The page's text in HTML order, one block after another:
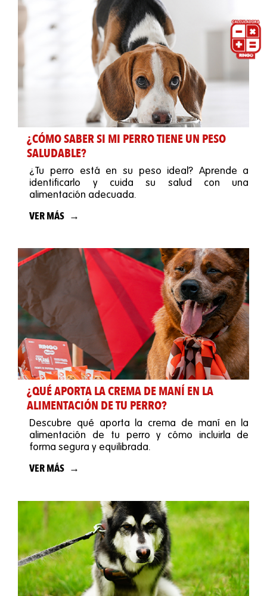
¿CÓMO SABER SI MI PERRO TIENE UN PESO
SALUDABLE?
¿Tu perro está en su peso ideal? Aprende a
identificarlo y cuida su salud con una
alimentación adecuada.
VER MÁS
¿QUÉ APORTA LA CREMA DE MANÍ EN LA
ALIMENTACIÓN DE TU PERRO?
Descubre qué aporta la crema de maní en la
alimentación de tu perro y cómo incluirla de
forma segura y equilibrada.
VER MÁS